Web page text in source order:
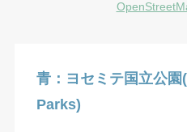
青：ヨセミテ国立公
Parks)